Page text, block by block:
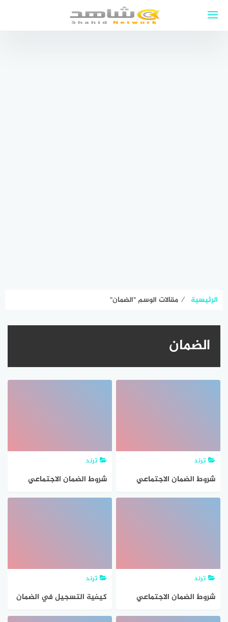
الرئيسية ⁄ مقالات الوسم "الضمان"
الضمان
ترند
شروط الضمان الاجتماعي
للمتقاعدين العسكريين 1443
ترند
شروط الضمان الاجتماعي
للمتقاعدين العسكريين
ترند
شروط الضمان الاجتماعي
للعسكريين 1443
ترند
كيفية التسجيل في الضمان
الاجتماعي الجديد 1443